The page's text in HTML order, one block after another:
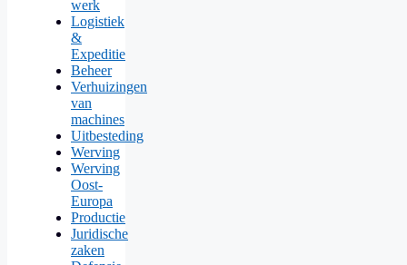
werk
Logistiek
&
Expeditie
Beheer
Verhuizingen
van
machines
Uitbesteding
Werving
Werving
Oost-
Europa
Productie
Juridische
zaken